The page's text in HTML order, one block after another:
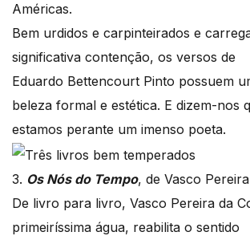
Américas.
Bem urdidos e carpinteirados e
significativa contenção, os versos de
Eduardo Bettencourt Pinto possuem
beleza formal e estética. E dizem-nos
estamos perante um imenso poeta.
3. Os Nós do Tempo, de Vasco
De livro para livro, Vasco Pereira da
primeiríssima água, reabilita o sentido